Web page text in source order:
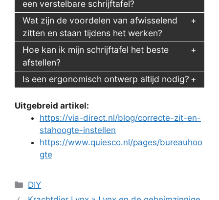
een verstelbare schrijftafel?
Wat zijn de voordelen van afwisselend
zitten en staan tijdens het werken?
Hoe kan ik mijn schrijftafel het beste
afstellen?
Is een ergonomisch ontwerp altijd nodig?
Uitgebreid artikel:
https://via-direct.nl/blog/correcte-zit-en-
stahoogte-instellen
https://www.quiesco.nl/pages/bureauhoo
gte
Categorieën
DIY